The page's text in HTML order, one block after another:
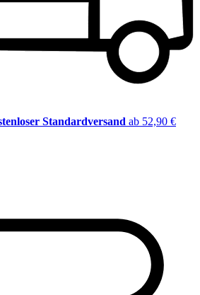
Standardversand ab 52,90 €